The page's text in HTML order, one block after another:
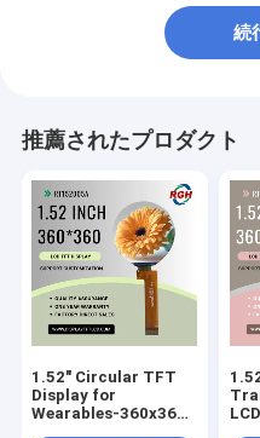
続
推薦されたプロダクト
1.52" Circular TFT
Display for
Wearables-360x360